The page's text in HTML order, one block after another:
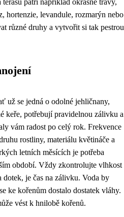
patří například okrasné trávy,
hortenzie, levandule, rozmarýn nebo
různé druhy a vytvořit si tak pestrou
už se jedná o odolné jehličnany,
keře, potřebují pravidelnou zálivku a
vám radost po celý rok. Frekvence
rostliny, materiálu květináče a
letních měsících je potřeba
období. Vždy zkontrolujte vlhkost
dotek, je čas na zálivku. Voda by
ke kořenům dostalo dostatek vláhy.
vést k hnilobě kořenů.